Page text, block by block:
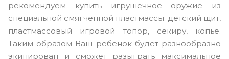
рекомендуем купить игрушечное оружие из
специальной смягченной пластмассы: детский щит,
пластмассовый игровой топор, секиру, копье.
Таким образом Ваш ребенок будет разнообразно
экипирован и сможет разыграть максимальное